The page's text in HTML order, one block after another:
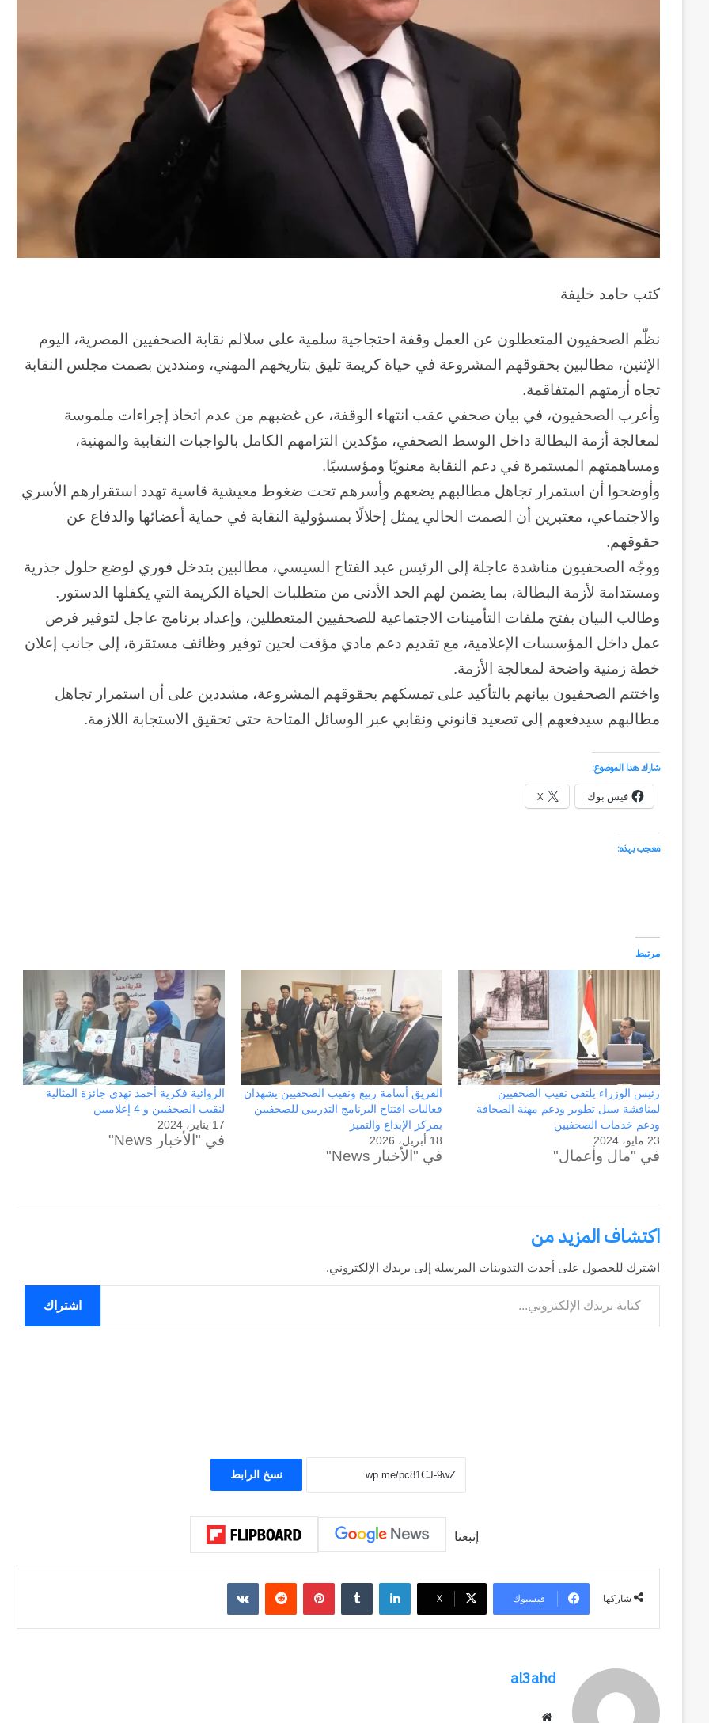
كتب حامد خليفة
نظّم الصحفيون المتعطلون عن العمل وقفة احتجاجية سلمية على سلالم نقابة الصحفيين المصرية، اليوم
الإثنين، مطالبين بحقوقهم المشروعة في حياة كريمة تليق بتاريخهم المهني، ومنددين بصمت مجلس النقابة
تجاه أزمتهم المتفاقمة.
وأعرب الصحفيون، في بيان صحفي عقب انتهاء الوقفة، عن غضبهم من عدم اتخاذ إجراءات ملموسة
لمعالجة أزمة البطالة داخل الوسط الصحفي، مؤكدين التزامهم الكامل بالواجبات النقابية والمهنية،
ومساهمتهم المستمرة في دعم النقابة معنويًا ومؤسسيًا.
وأوضحوا أن استمرار تجاهل مطالبهم يضعهم وأسرهم تحت ضغوط معيشية قاسية تهدد استقرارهم الأسري
والاجتماعي، معتبرين أن الصمت الحالي يمثل إخلالًا بمسؤولية النقابة في حماية أعضائها والدفاع عن
حقوقهم.
ووجّه الصحفيون مناشدة عاجلة إلى الرئيس عبد الفتاح السيسي، مطالبين بتدخل فوري لوضع حلول جذرية
ومستدامة لأزمة البطالة، بما يضمن لهم الحد الأدنى من متطلبات الحياة الكريمة التي يكفلها الدستور.
وطالب البيان بفتح ملفات التأمينات الاجتماعية للصحفيين المتعطلين، وإعداد برنامج عاجل لتوفير فرص
عمل داخل المؤسسات الإعلامية، مع تقديم دعم مادي مؤقت لحين توفير وظائف مستقرة، إلى جانب إعلان
خطة زمنية واضحة لمعالجة الأزمة.
واختتم الصحفيون بيانهم بالتأكيد على تمسكهم بحقوقهم المشروعة، مشددين على أن استمرار تجاهل
مطالبهم سيدفعهم إلى تصعيد قانوني ونقابي عبر الوسائل المتاحة حتى تحقيق الاستجابة اللازمة.
شارك هذا الموضوع:
فيس بوك
X
معجب بهذه:
مرتبط
رئيس الوزراء يلتقي نقيب الصحفيين
لمناقشة سبل تطوير ودعم مهنة الصحافة
ودعم خدمات الصحفيين
23 مايو، 2024
في "مال وأعمال"
الفريق أسامة ربيع ونقيب الصحفيين يشهدان
فعاليات افتتاح البرنامج التدريبي للصحفيين
بمركز الإبداع والتميز
18 أبريل، 2026
في "الأخبار News"
الروائية فكرية أحمد تهدي جائزة المثالية
لنقيب الصحفيين و 4 إعلاميين
17 يناير، 2024
في "الأخبار News"
اكتشاف المزيد من
اشترك للحصول على أحدث التدوينات المرسلة إلى بريدك الإلكتروني.
كتابة بريدك الإلكتروني...
اشتراك
نسخ الرابط
إتبعنا
شاركها فيسبوك ‫X
لينكدإن
‏Tumblr بينتيريست
‏Reddit
‏VKontakte
al3ahd
٢٣
يوليو..
سبعون
عاماً
من
المراقبة
وإعادة
الحسابات
منذ أسبوعين
وكالة الـ CIA و ٢٣ يوليو.. سبعون عاماً من المراقبة
وإعادة الحسابات
(٣)
منذ 12 ساعة
الحرب حربين والضربة القاضية (٣)